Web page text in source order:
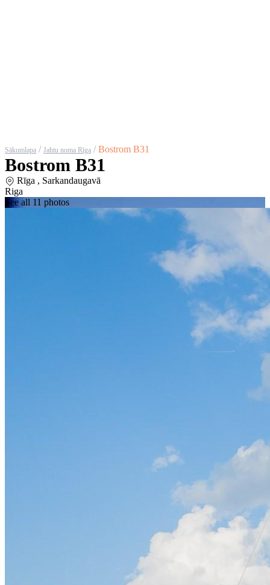
Sākumlapa / Jahtu noma Rīga /Bostrom B31
Bostrom B31
Rīga , Sarkandaugavā
Riga
See all 11 photos